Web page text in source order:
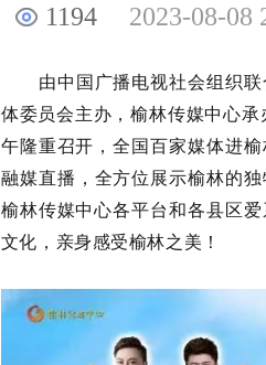
1194 2023-08-08
由中国广播电视社会组织
体委员会主办，榆林传媒中心
午隆重召开，全国百家媒体进
融媒直播，全方位展示榆林的
榆林传媒中心各平台和各县区
文化，亲身感受榆林之美！